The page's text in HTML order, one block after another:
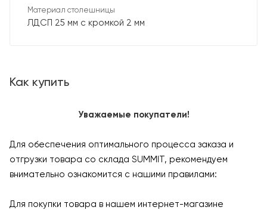
Материал столешницы
ЛДСП 25 мм с кромкой 2 мм
Как купить
Уважаемые покупатели!
Для обеспечения оптимального процесса заказа и
отгрузки товара со склада SUMMIT, рекомендуем
внимательно ознакомится с нашими правилами:
Для покупки товара в нашем интернет-магазине